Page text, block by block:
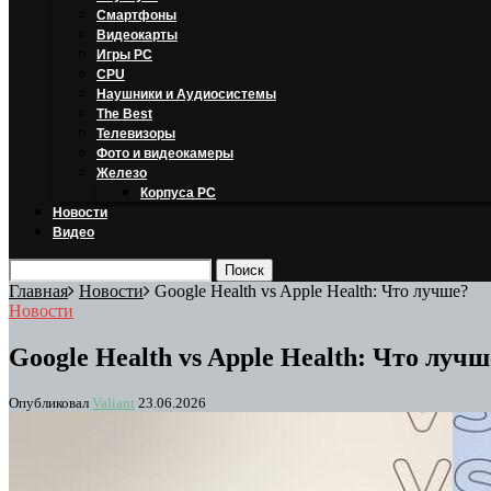
Смартфоны
Видеокарты
Игры PC
CPU
Наушники и Аудиосистемы
The Best
Телевизоры
Фото и видеокамеры
Железо
Корпуса PC
Новости
Видео
Главная Новости
Google Health vs Apple Health: Что лучше?
Новости
Google Health vs Apple Health: Что
Опубликовал Valiant 23.06.2026